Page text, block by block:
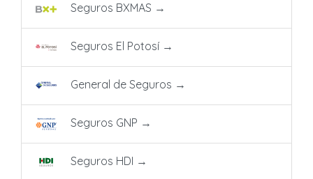
Seguros BXMAS →
Seguros El Potosí →
General de Seguros →
Seguros GNP →
Seguros HDI →